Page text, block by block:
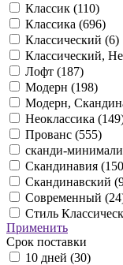
Классик (110)
Классика (696)
Классический (6)
Классический,
Лофт (187)
Модерн (198)
Модерн,
Неоклассика (149
Прованс (555)
сканди-
Скандинавия (
Скандинавский (
Современный (24
Стиль
Применить
Срок поставки
10 дней (30)